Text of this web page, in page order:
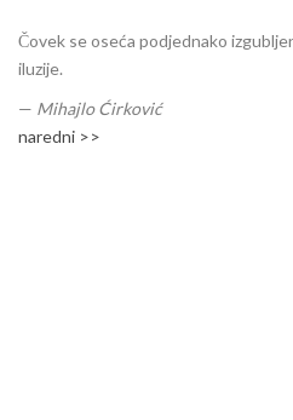
Čovek se oseća podjednako
iluzije.
— Mihajlo Ćirković
naredni >>